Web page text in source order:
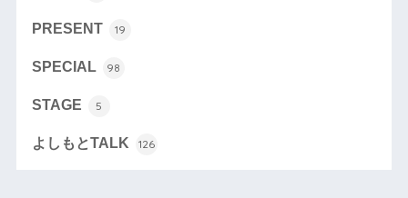
PRESENT 19
SPECIAL 98
STAGE 5
よしもとTALK 126